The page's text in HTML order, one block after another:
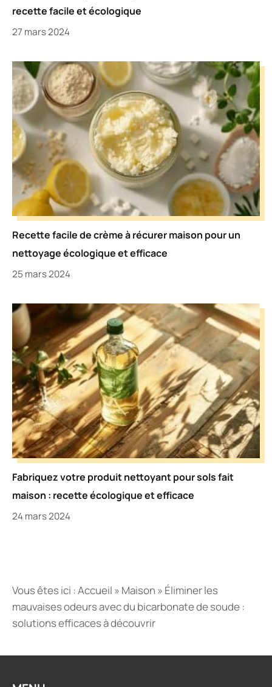
recette facile et écologique
27 mars 2024
Recette facile de crème à récurer maison pour un
nettoyage écologique et efficace
25 mars 2024
Fabriquez votre produit nettoyant pour sols fait
maison : recette écologique et efficace
24 mars 2024
Vous êtes ici :Accueil » Maison » Éliminer les
mauvaises odeurs avec du bicarbonate de soude :
solutions efficaces à découvrir